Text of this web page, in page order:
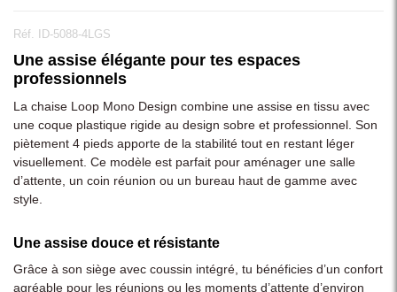
Réf. ID-5088-4LGS
Une assise élégante pour tes espaces
professionnels
La chaise Loop Mono Design combine une assise en tissu avec
une coque plastique rigide au design sobre et professionnel. Son
piètement 4 pieds apporte de la stabilité tout en restant léger
visuellement. Ce modèle est parfait pour aménager une salle
d’attente, un coin réunion ou un bureau haut de gamme avec
style.
Une assise douce et résistante
Grâce à son siège avec coussin intégré, tu bénéficies d’un confort
agréable pour les réunions ou les moments d’attente d’environ